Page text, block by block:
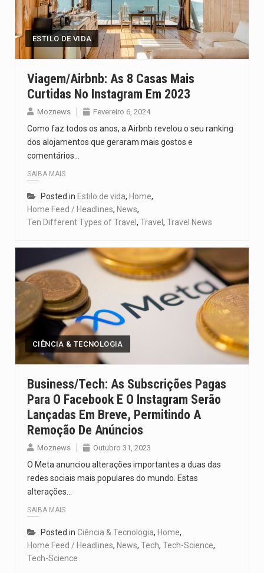
ESTILO DE VIDA
Viagem/Airbnb: As 8 Casas Mais
Curtidas No Instagram Em 2023
Moznews Fevereiro 6, 2024
Como faz todos os anos, a Airbnb revelou o seu ranking
dos alojamentos que geraram mais gostos e
comentários…
SAIBA MAIS
Posted in Estilo de vida, Home,
Home Feed / Headlines, News,
Ten Different Types of Travel , Travel , Travel News
CIÊNCIA & TECNOLOGIA
Business/Tech: As Subscrições Pagas
Para O Facebook E O Instagram Serão
Lançadas Em Breve, Permitindo A
Remoção De Anúncios
Moznews Outubro 31, 2023
O Meta anunciou alterações importantes a duas das
redes sociais mais populares do mundo. Estas
alterações…
SAIBA MAIS
Posted in Ciência & Tecnologia, Home,
Home Feed / Headlines, News, Tech, Tech-Science,
Tech-Science